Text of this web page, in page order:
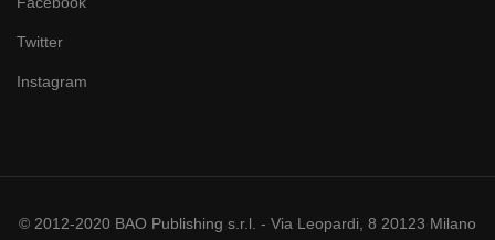
Twitter
Instagram
© 2012-2020 BAO Publishing s.r.l. - Via Leopardi, 8 20123 Milano